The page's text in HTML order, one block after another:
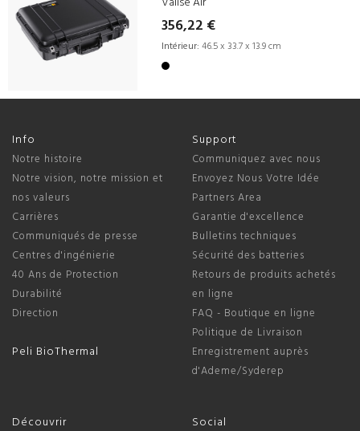
356,22 €
Intérieur: 46.5 x 33.7 x 13.9 cm
Info
Notre histoire
Notre vision, notre mission et
nos valeurs
Carrières
Communiqués de presse
Centres d'ingénierie
40 Ans de Protection
Durabilité
Direction
Peli BioThermal
Support
Communiquez avec nous
Envoyez Nous Votre Idée
Partners Area
Garantie d'excellence
Bulletins techniques
Sécurité des batteries
Retours de produits achetés
en ligne
FAQ - Boutique en ligne
Politique de Livraison
Enregistrement auprès
d'Ademe/Syderep
Découvrir Social